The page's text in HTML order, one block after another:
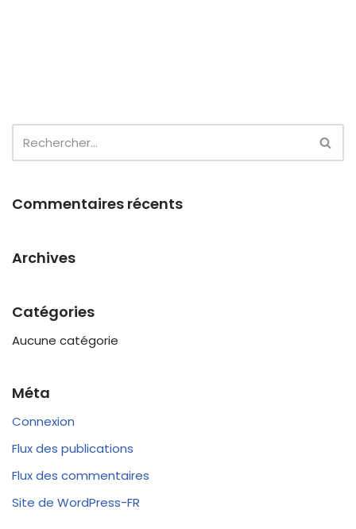
Commentaires récents
Archives
Catégories
Aucune catégorie
Méta
Connexion
Flux des publications
Flux des commentaires
Site de WordPress-FR